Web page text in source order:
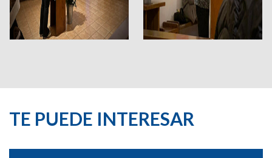
TE PUEDE INTERESAR